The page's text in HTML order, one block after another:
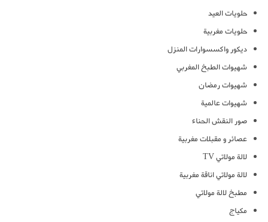
حلويات العيد
حلويات مغربية
ديكور واكسسوارات المنزل
شهيوات الطبخ المغربي
شهيوات رمضان
شهيوات عالمية
صور النقش الحناء
عصائر و مقبلات مغربية
لالة مولاتي TV
لالة مولاتي اناقة مغربية
مطبخ لالة مولاتي
مكياج